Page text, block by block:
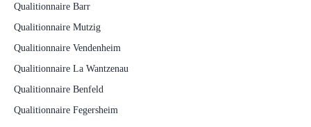
Qualitionnaire Barr
Qualitionnaire Mutzig
Qualitionnaire Vendenheim
Qualitionnaire La Wantzenau
Qualitionnaire Benfeld
Qualitionnaire Fegersheim